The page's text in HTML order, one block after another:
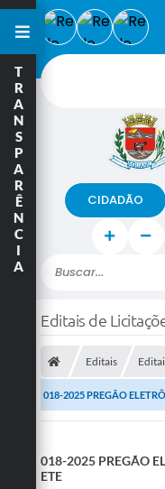
Buscar...
CIDADÃO
T
R
A
N
S
P
A
R
Ê
N
C
I
A
Editais de
Editais
018-2025 PREGÃO
018-2025 PREGÃO
ETE